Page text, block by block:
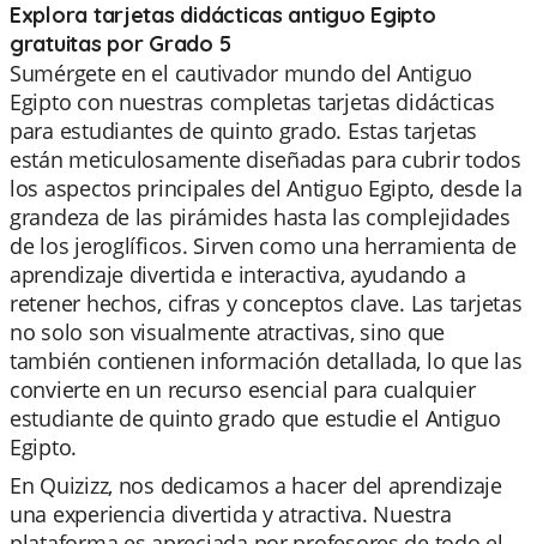
Explora tarjetas didácticas antiguo Egipto
gratuitas por Grado 5
Sumérgete en el cautivador mundo del Antiguo
Egipto con nuestras completas tarjetas didácticas
para estudiantes de quinto grado. Estas tarjetas
están meticulosamente diseñadas para cubrir todos
los aspectos principales del Antiguo Egipto, desde la
grandeza de las pirámides hasta las complejidades
de los jeroglíficos. Sirven como una herramienta de
aprendizaje divertida e interactiva, ayudando a
retener hechos, cifras y conceptos clave. Las tarjetas
no solo son visualmente atractivas, sino que
también contienen información detallada, lo que las
convierte en un recurso esencial para cualquier
estudiante de quinto grado que estudie el Antiguo
Egipto.
En Quizizz, nos dedicamos a hacer del aprendizaje
una experiencia divertida y atractiva. Nuestra